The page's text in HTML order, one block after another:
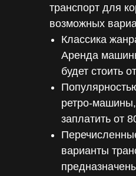
транспорт для
возможных
Классика
Аренда
будет стоить
ретро-
заплатить от
варианты